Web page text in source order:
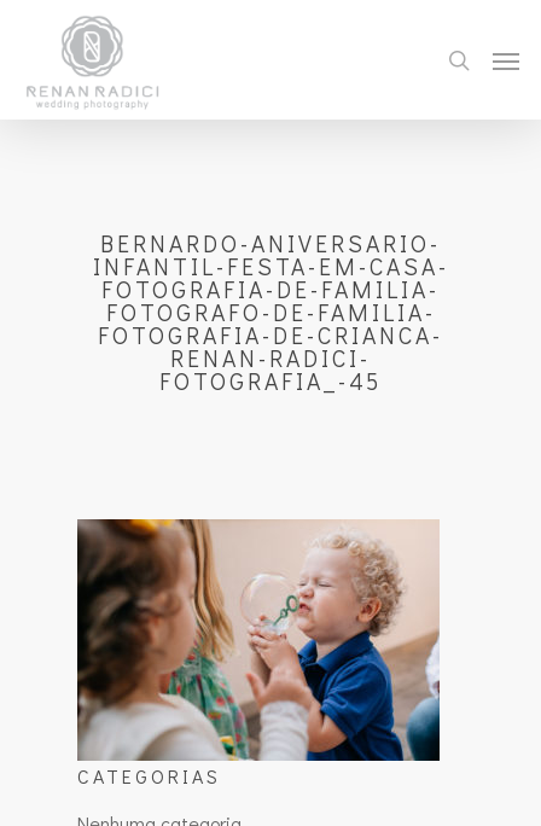
BERNARDO-ANIVERSARIO-
INFANTIL-FESTA-EM-CASA-
FOTOGRAFIA-DE-FAMILIA-
FOTOGRAFO-DE-FAMILIA-
FOTOGRAFIA-DE-CRIANCA-
RENAN-RADICI-
FOTOGRAFIA_-45
CATEGORIAS